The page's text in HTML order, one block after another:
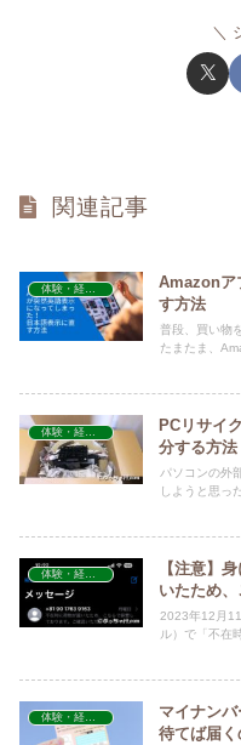
関連記事
Amazonア
す方法
普段、買い物
たまたま、
PCリサイ
分する方
パソコンの外
しようと思っ
体験・経験談
【注意】
いたため
2023年12月
ル）で「不在
体験・経験談
マイナン
待てば届く